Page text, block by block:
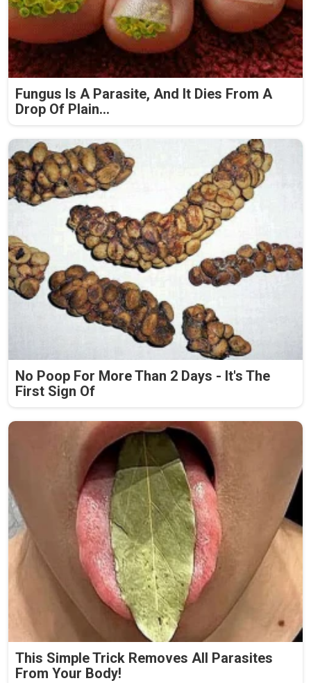
Fungus Is A Parasite, And It Dies From A
Drop Of Plain...
No Poop For More Than 2 Days - It's The
First Sign Of
This Simple Trick Removes All Parasites
From Your Body!